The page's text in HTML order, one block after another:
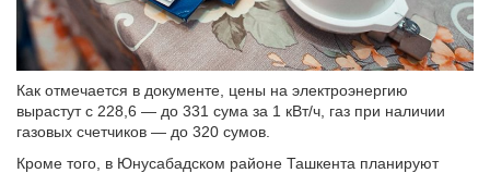
Как отмечается в документе, цены на электроэнергию
вырастут с 228,6 — до 331 сума за 1 кВт/ч, газ при наличии
газовых счетчиков — до 320 сумов.
Кроме того, в Юнусабадском районе Ташкента планируют